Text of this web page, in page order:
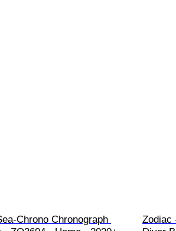
Chrono Chronograph
Zodiac